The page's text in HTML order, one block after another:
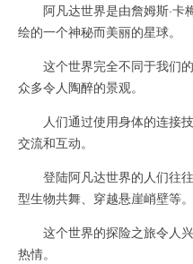
阿凡达世界是由詹姆斯·卡
绘的一个神秘而美丽的星球。
这个世界完全不同于我们的
众多令人陶醉的景观。
人们通过使用身体的连接技
交流和互动。
登陆阿凡达世界的人们往往
型生物共舞、穿越悬崖峭壁等。
这个世界的探险之旅令人兴
热情。